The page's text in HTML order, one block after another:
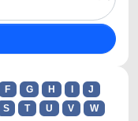
F G H
J
S T U V
W